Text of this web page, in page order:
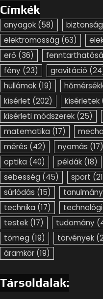
Címkék
anyagok (58) biztonság
elektromosság (63)
erő (36)
fény (23) gravitáció
hullámok (19)
kísérlet (202) kísérletek
kísérleti módszerek (25)
matematika (17)
mérés (42) nyomás (17)
optika (40) példák (18)
sebesség (45) sport
súrlódás (15) tanulmány
technika (17)
testek (17) tudomány
tömeg (19) törvények
áramkör (19)
Társoldalak: